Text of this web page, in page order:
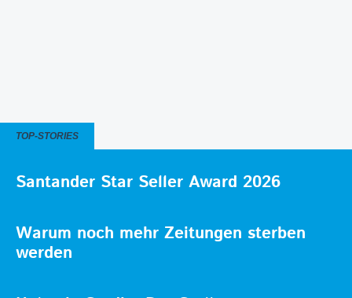
TOP-STORIES
Santander Star Seller Award 2026
Warum noch mehr Zeitungen sterben
werden